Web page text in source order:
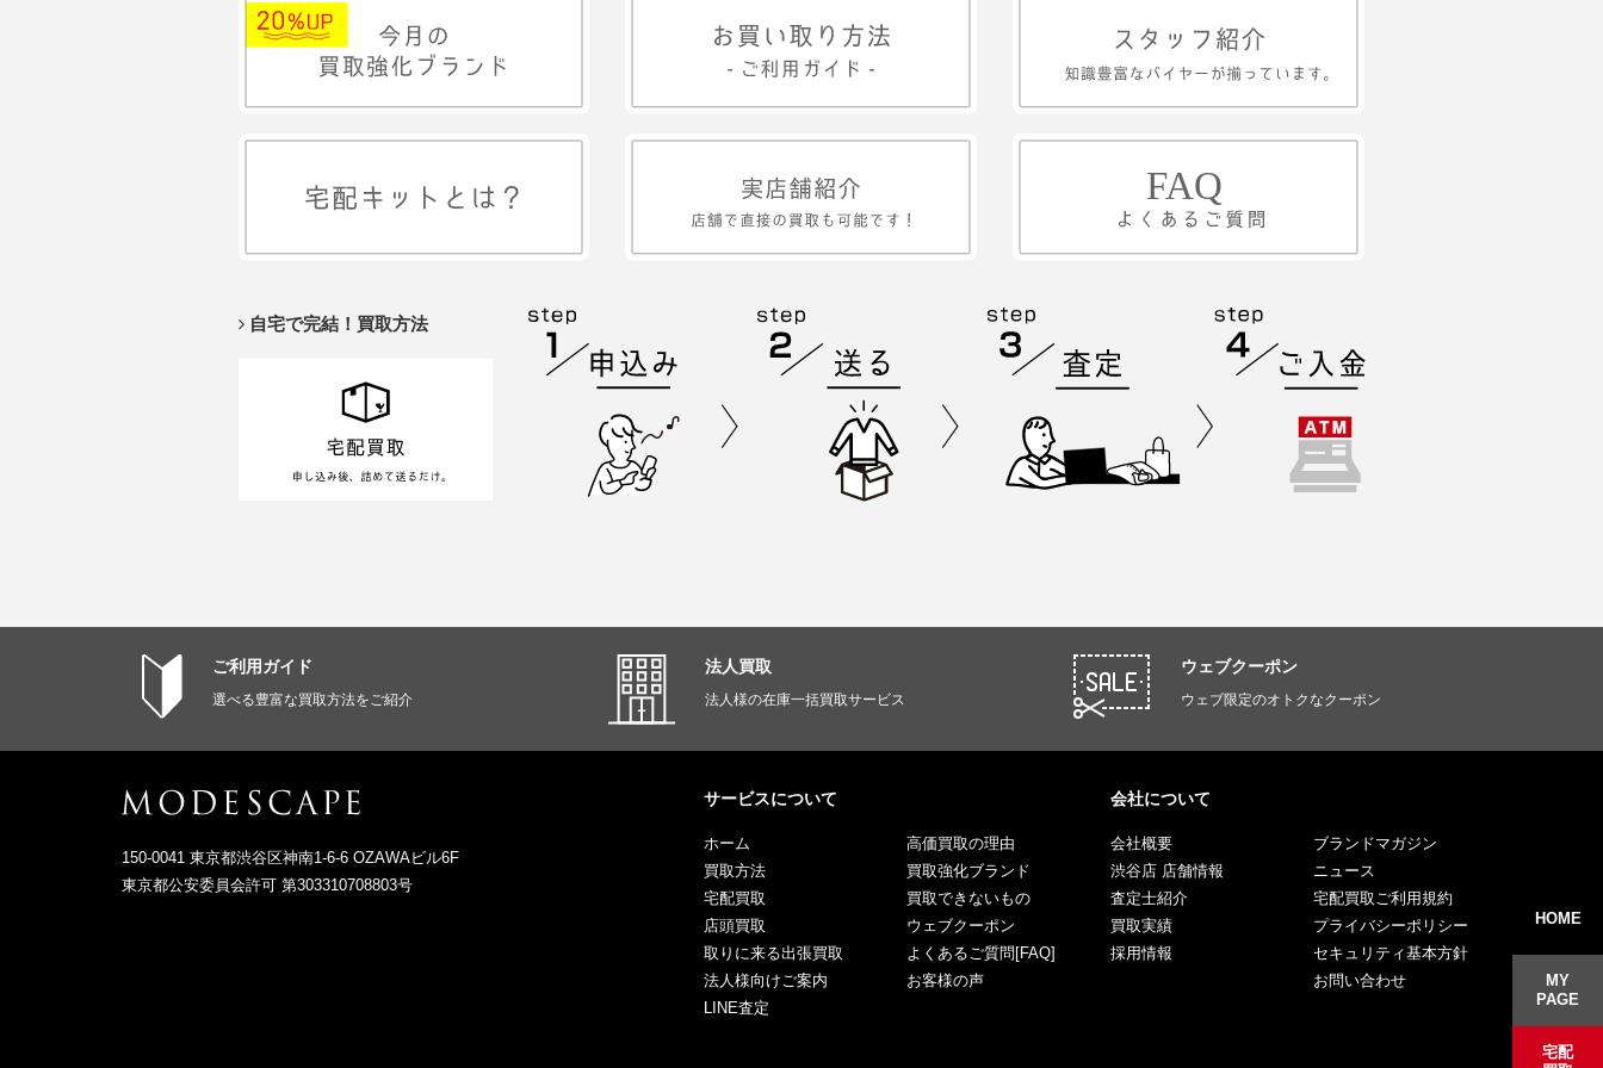
自宅で完結！買取方法
ご利用ガイド
選べる豊富な買取方法をご紹介
法人買取
法人様の在庫一括買取サービス
ウェブクーポン
ウェブ限定のオトクなクーポン
150-0041 東京都渋谷区神南1-6-6 OZAWAビル6F
東京都公安委員会許可 第303310708803号
サービスについて
ホーム
買取方法
宅配買取
店頭買取
取りに来る出張買取
法人様向けご案内
LINE査定
高価買取の理由
買取強化ブランド
買取できないもの
ウェブクーポン
よくあるご質問[FAQ]
お客様の声
会社について
会社概要
渋谷店 店舗情報
査定士紹介
買取実績
採用情報
ブランドマガジン
ニュース
宅配買取ご利用規約
プライバシーポリシー
セキュリティ基本方針
お問い合わせ
HOME
MY
PAGE
宅配